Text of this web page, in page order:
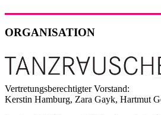
ORGANISATION
Vertretungsberechtigter Vorstand:
Kerstin Hamburg, Zara Gayk, Hartmut